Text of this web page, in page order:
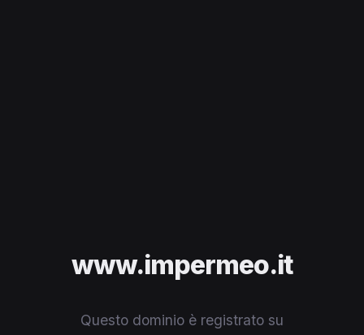
www.impermeo.it
Questo dominio è registrato su